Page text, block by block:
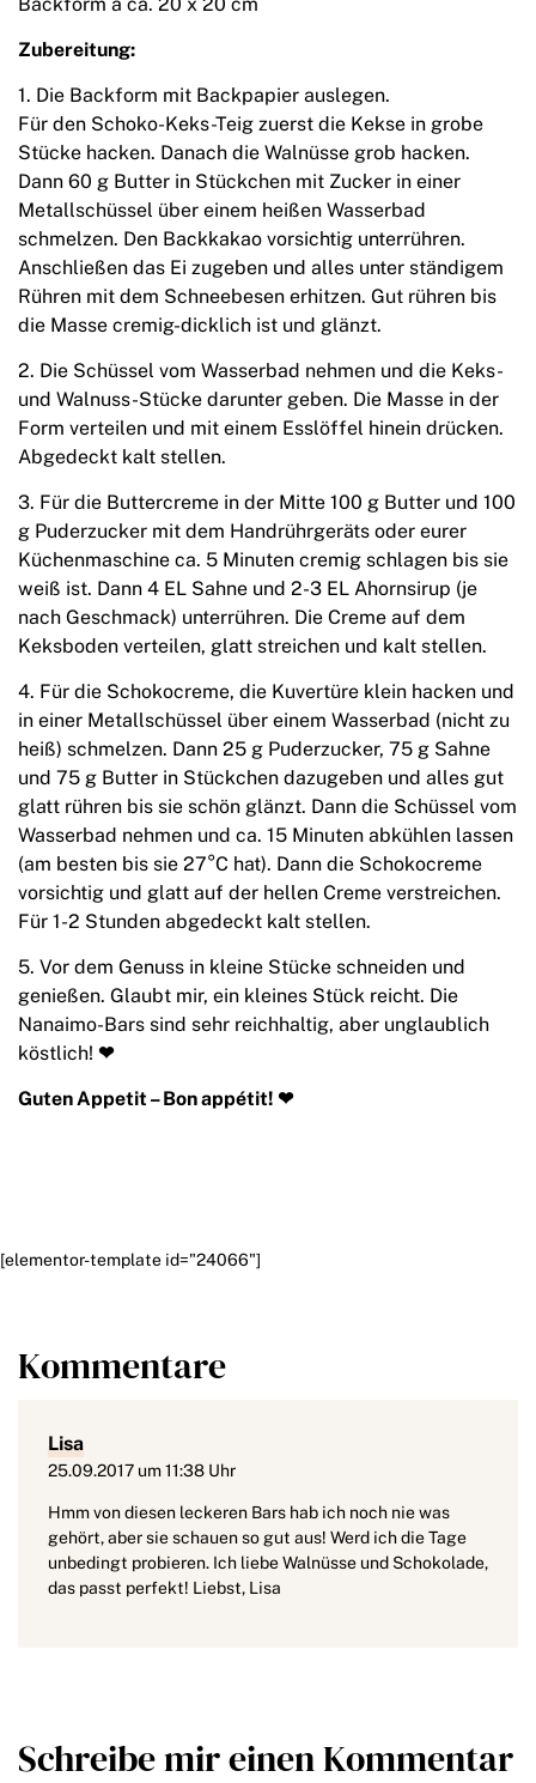
Zubereitung:
1. Die Backform mit Backpapier auslegen.
Für den Schoko-Keks-Teig zuerst die Kekse in grobe
Stücke hacken. Danach die Walnüsse grob hacken.
Dann 60 g Butter in Stückchen mit Zucker in einer
Metallschüssel über einem heißen Wasserbad
schmelzen. Den Backkakao vorsichtig unterrühren.
Anschließen das Ei zugeben und alles unter ständigem
Rühren mit dem Schneebesen erhitzen. Gut rühren bis
die Masse cremig-dicklich ist und glänzt.
2. Die Schüssel vom Wasserbad nehmen und die Keks-
und Walnuss-Stücke darunter geben. Die Masse in der
Form verteilen und mit einem Esslöffel hinein drücken.
Abgedeckt kalt stellen.
3. Für die Buttercreme in der Mitte 100 g Butter und 100
g Puderzucker mit dem Handrührgeräts oder eurer
Küchenmaschine ca. 5 Minuten cremig schlagen bis sie
weiß ist. Dann 4 EL Sahne und 2-3 EL Ahornsirup (je
nach Geschmack) unterrühren. Die Creme auf dem
Keksboden verteilen, glatt streichen und kalt stellen.
4. Für die Schokocreme, die Kuvertüre klein hacken und
in einer Metallschüssel über einem Wasserbad (nicht zu
heiß) schmelzen. Dann 25 g Puderzucker, 75 g Sahne
und 75 g Butter in Stückchen dazugeben und alles gut
glatt rühren bis sie schön glänzt. Dann die Schüssel vom
Wasserbad nehmen und ca. 15 Minuten abkühlen lassen
(am besten bis sie 27°C hat). Dann die Schokocreme
vorsichtig und glatt auf der hellen Creme verstreichen.
Für 1-2 Stunden abgedeckt kalt stellen.
5. Vor dem Genuss in kleine Stücke schneiden und
genießen. Glaubt mir, ein kleines Stück reicht. Die
Nanaimo-Bars sind sehr reichhaltig, aber unglaublich
köstlich! ❤
Guten Appetit – Bon appétit! ❤
[elementor-template id="24066"]
Kommentare
Lisa
25.09.2017 um 11:38 Uhr
Hmm von diesen leckeren Bars hab ich noch nie was
gehört, aber sie schauen so gut aus! Werd ich die Tage
unbedingt probieren. Ich liebe Walnüsse und Schokolade,
das passt perfekt! Liebst, Lisa
Schreibe mir einen Kommentar